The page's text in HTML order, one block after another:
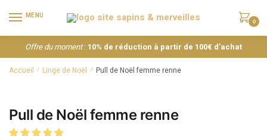
MENU
0
Offre du moment: 10% de réduction à partir de 100€ d’achat
Accueil / Linge de Noël / Pull de Noël femme renne
Pull de Noël femme renne